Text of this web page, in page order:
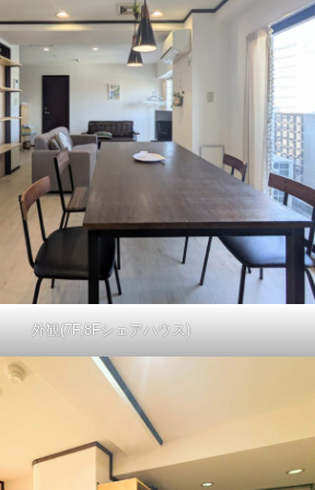
外観(7F,8Fシェアハウス)